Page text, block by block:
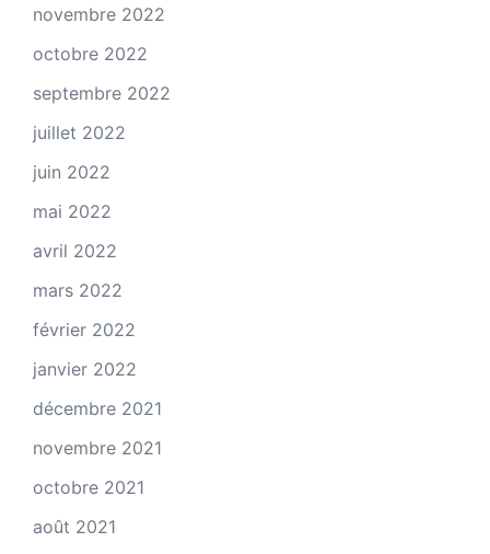
novembre 2022
octobre 2022
septembre 2022
juillet 2022
juin 2022
mai 2022
avril 2022
mars 2022
février 2022
janvier 2022
décembre 2021
novembre 2021
octobre 2021
août 2021